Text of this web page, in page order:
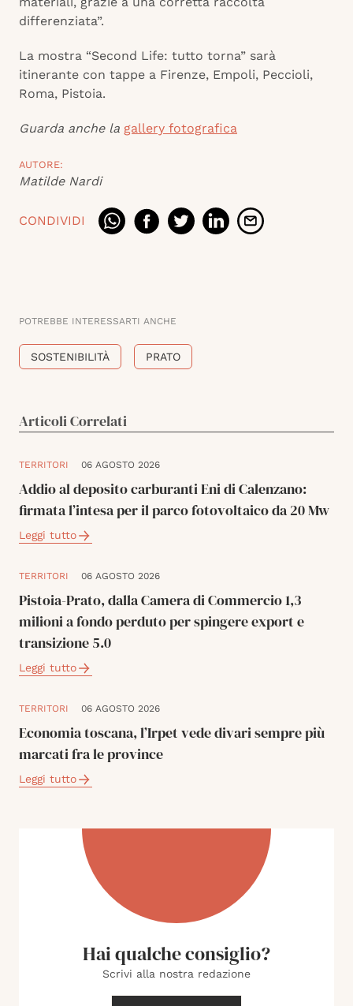
differenziata”.
La mostra “Second Life: tutto torna” sarà
itinerante con tappe a Firenze, Empoli, Peccioli,
Roma, Pistoia.
Guarda anche la gallery fotografica
AUTORE:
Matilde Nardi
CONDIVIDI
POTREBBE INTERESSARTI ANCHE
SOSTENIBILITÀ PRATO
Articoli Correlati
TERRITORI 06 AGOSTO 2026
Addio al deposito carburanti Eni di Calenzano:
firmata l’intesa per il parco fotovoltaico da 20 Mw
Leggi tutto
TERRITORI 06 AGOSTO 2026
Pistoia-Prato, dalla Camera di Commercio 1,3
milioni a fondo perduto per spingere export e
transizione 5.0
Leggi tutto
TERRITORI 06 AGOSTO 2026
Economia toscana, l’Irpet vede divari sempre più
marcati fra le province
Leggi tutto
Hai qualche consiglio?
Scrivi alla nostra redazione